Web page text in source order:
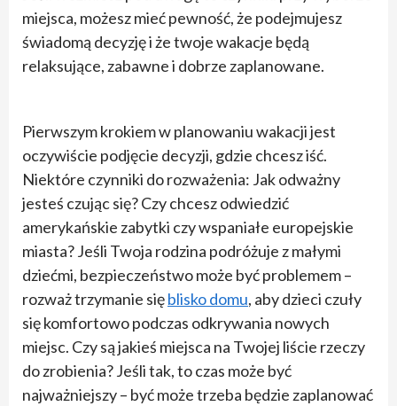
miejsca, możesz mieć pewność, że podejmujesz
świadomą decyzję i że twoje wakacje będą
relaksujące, zabawne i dobrze zaplanowane.
Pierwszym krokiem w planowaniu wakacji jest
oczywiście podjęcie decyzji, gdzie chcesz iść.
Niektóre czynniki do rozważenia: Jak odważny
jesteś czując się? Czy chcesz odwiedzić
amerykańskie zabytki czy wspaniałe europejskie
miasta? Jeśli Twoja rodzina podróżuje z małymi
dziećmi, bezpieczeństwo może być problemem –
rozważ trzymanie sięblisko domu, aby dzieci czuły
się komfortowo podczas odkrywania nowych
miejsc. Czy są jakieś miejsca na Twojej liście rzeczy
do zrobienia? Jeśli tak, to czas może być
najważniejszy – być może trzeba będzie zaplanować